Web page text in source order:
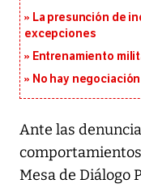
La presunción de
excepciones
Entrenamiento
No hay negociación
Ante las
Mesa de Diálogo